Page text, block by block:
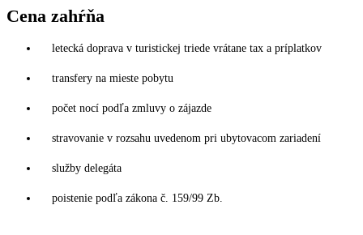
Cena zahŕňa
letecká doprava v turistickej triede vrátane tax a príplatkov
transfery na mieste pobytu
počet nocí podľa zmluvy o zájazde
stravovanie v rozsahu uvedenom pri ubytovacom zariadení
služby delegáta
poistenie podľa zákona č. 159/99 Zb.